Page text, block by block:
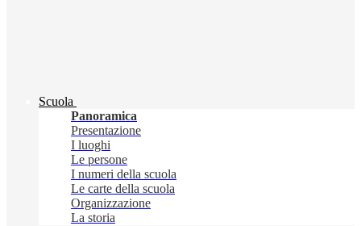
Scuola
Panoramica
Presentazione
I luoghi
Le persone
I numeri della scuola
Le carte della scuola
Organizzazione
La storia